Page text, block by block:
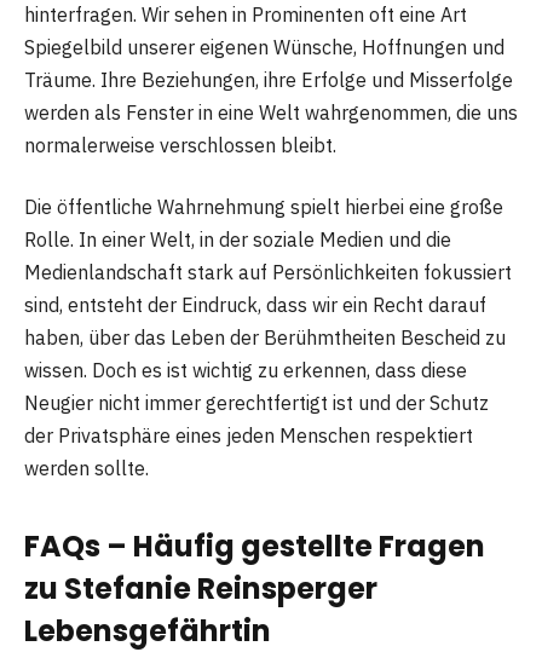
hinterfragen. Wir sehen in Prominenten oft eine Art
Spiegelbild unserer eigenen Wünsche, Hoffnungen und
Träume. Ihre Beziehungen, ihre Erfolge und Misserfolge
werden als Fenster in eine Welt wahrgenommen, die uns
normalerweise verschlossen bleibt.
Die öffentliche Wahrnehmung spielt hierbei eine große
Rolle. In einer Welt, in der soziale Medien und die
Medienlandschaft stark auf Persönlichkeiten fokussiert
sind, entsteht der Eindruck, dass wir ein Recht darauf
haben, über das Leben der Berühmtheiten Bescheid zu
wissen. Doch es ist wichtig zu erkennen, dass diese
Neugier nicht immer gerechtfertigt ist und der Schutz
der Privatsphäre eines jeden Menschen respektiert
werden sollte.
FAQs – Häufig gestellte Fragen
zu Stefanie Reinsperger
Lebensgefährtin